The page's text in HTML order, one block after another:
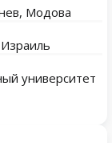
Модова
университет